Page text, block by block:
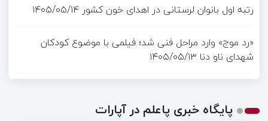
رتبه اول بانوان لرستانی در اهدای خون کشور ۱۴۰۵/۰۵/۱۴
«رد موج» وارد مراحل فنی شد؛ فیلمی با موضوع کودکان
شهدای ناو دنا ۱۴۰۵/۰۵/۱۳
پایگاه خبری پاعلم در آپارات